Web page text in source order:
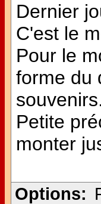
Dernier
C'est le
Pour le
forme du
Petite
monter
Options: